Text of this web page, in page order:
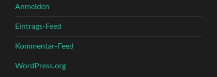
Anmelden
Eintrags-Feed
Kommentar-Feed
WordPress.org